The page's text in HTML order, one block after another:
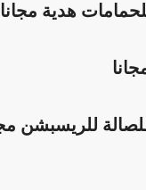
هدية مجانا